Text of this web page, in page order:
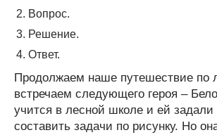
Вопрос.
Решение.
Ответ.
Продолжаем наше путешествие по
встречаем следующего героя –
учится в лесной школе и ей
составить задачи по рисунку. Но